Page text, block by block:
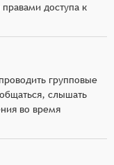
доступа к
групповые
слышать
во время